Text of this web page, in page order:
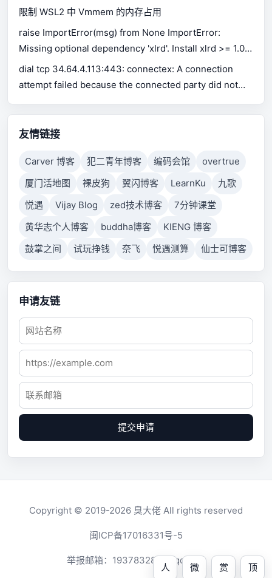
限制 WSL2 中 Vmmem 的内存占用
raise ImportError(msg) from None ImportError:
Missing optional dependency 'xlrd'. Install xlrd >= 1.0.0
for Excel support Use pip or conda to install xlrd.
dial tcp 34.64.4.113:443: connectex: A connection
attempt failed because the connected party did not
connection failed because connected host has failed
to respond.
友情链接
Carver 博客 犯二青年博客 编码会馆
overtrue
厦门活地图
裸皮狗 翼闪博客 LearnKu
九歌
悦遇
Vijay Blog zed技术博客
7分钟课堂
黄华志个人博客
buddha博客
KIENG 博客
鼓掌之间
试玩挣钱 奈飞 悦遇测算 仙士可博客
申请友链
提交申请
人 微 赏 顶
Copyright © 2019-2026 臭大佬 All rights reserved
闽ICP备17016331号-5
举报邮箱： 1937832819@qq.com